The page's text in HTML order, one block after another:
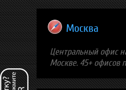
Москва
Центральный офис
Москве. 45+ офисов